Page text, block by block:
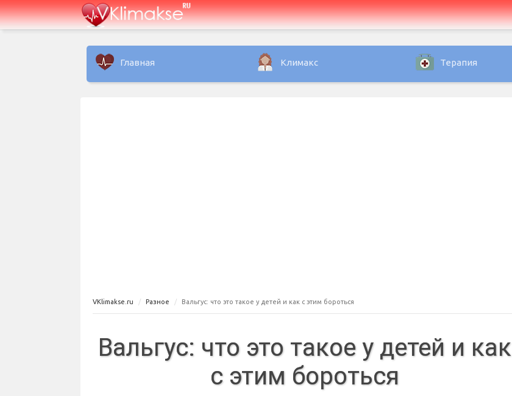
Главная Климакс Терапия
VKlimakse.ru Разное Вальгус: что это такое у детей и как с этим бороться
Вальгус: что это такое у детей и как
с этим бороться